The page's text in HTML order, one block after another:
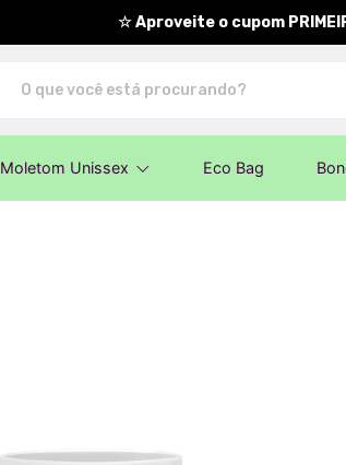
☆ Aproveite o cupom
Moletom Unissex Eco Bag